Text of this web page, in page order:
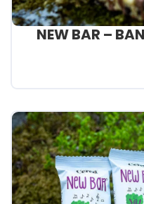
NEW BAR –